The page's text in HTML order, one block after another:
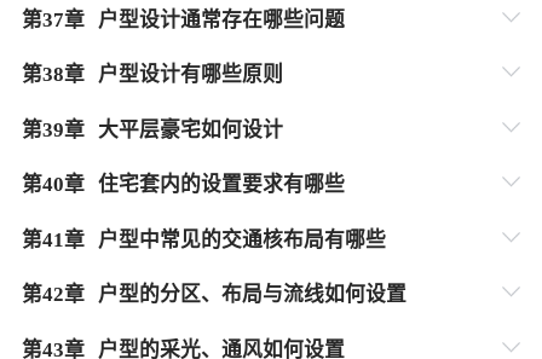
第37章 户型设计通常存在哪些问题
第38章 户型设计有哪些原则
第39章 大平层豪宅如何设计
第40章 住宅套内的设置要求有哪些
第41章 户型中常见的交通核布局有哪些
第42章 户型的分区、布局与流线如何设置
第43章 户型的采光、通风如何设置